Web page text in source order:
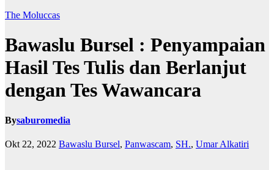
The Moluccas
Bawaslu Bursel : Penyampaian
Hasil Tes Tulis dan Berlanjut
dengan Tes Wawancara
Bysaburomedia
Okt 22, 2022 Bawaslu Bursel, Panwascam, SH., Umar Alkatiri